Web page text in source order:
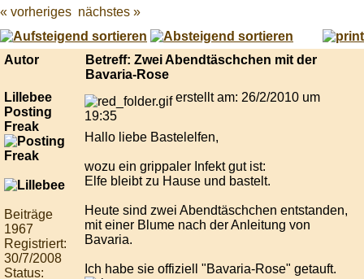
Best
online
live
casino
« vorheriges nächstes »
Autor
Betreff: Zwei Abendtäschchen mit der
Bavaria-Rose
Lillebee
Posting
Freak
Beiträge
1967
Registriert:
30/7/2008
Status:
erstellt am: 26/2/2010 um
19:35
Hallo liebe Bastelelfen,
wozu ein grippaler Infekt gut ist:
Elfe bleibt zu Hause und bastelt.
Heute sind zwei Abendtäschchen entstanden,
mit einer Blume nach der Anleitung von
Bavaria.
Ich habe sie offiziell "Bavaria-Rose" getauft.